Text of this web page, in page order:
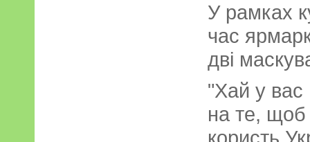
У рамках
час
дві
"Хай у вас
на те, щоб